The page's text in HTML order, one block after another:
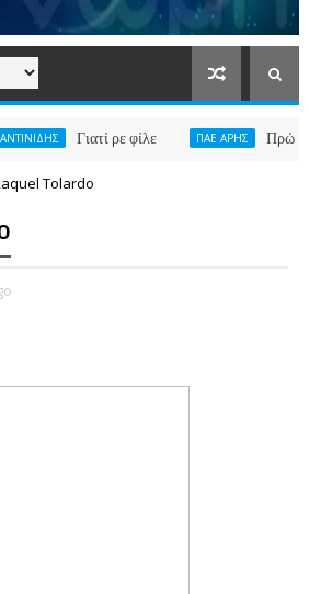
Γιατί ρε φίλε ΠΑΕ ΑΡΗΣ Πρώτη
Tolardo